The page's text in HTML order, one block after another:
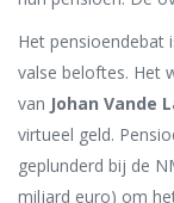
Het pensioendebat
valse beloftes. Het
van Johan Vande
virtueel geld.
geplunderd bij de
miljard euro) om